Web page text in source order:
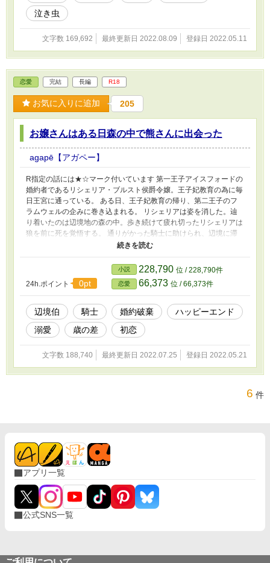
泣き虫
文字数 169,692 最終更新日 2022.08.09 登録日 2022.05.11
恋愛 完結 長編 R18
お気に入りに追加 205
お嬢さんはある日森の中で熊さんに出会った
agapē【アガペー】
R指定の話には★☆マーク付いています 第一王子アイスフォードの
婚約者であるリシェリア・ブルスト侯爵令嬢。王子妃教育の為に毎
日王宮に通っている。 ある日、王子妃教育の帰り、第二王子のフ
ラムウェルの企みに巻き込まれる。 リシェリアは姿を消した。辿
り着いたのは辺境地の森の中。歩き続けて疲れ切ったリシェリアは
狼を前に死を覚悟する。 通りがかった騎士に助けられ、辺境に滞
在する事となった。助けた騎士は、38歳になった今でも、女性に触
れた事もない初心なオッサンだった！？ ♪初心なオッサン騎士視点
24h.ポイント 0pt
小説 228,790 位 / 228,790件
恋愛 66,373 位 / 66,373件
辺境伯 騎士 婚約破棄
ハッピーエンド
溺愛
歳の差 初恋
文字数 188,740 最終更新日 2022.07.25 登録日 2022.05.21
6 件
アプリ一覧
公式SNS一覧